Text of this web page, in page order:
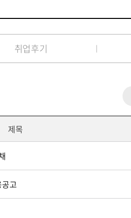
취업후기
제목
고